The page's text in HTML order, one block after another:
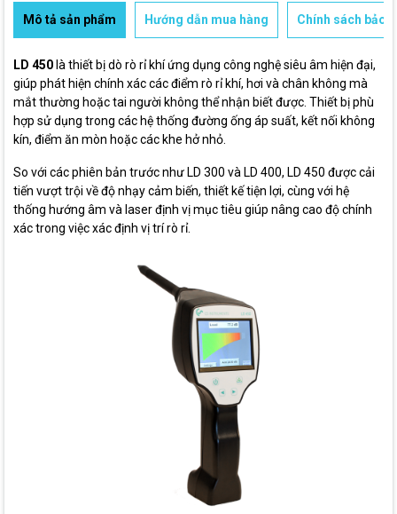
Mô tả sản phẩm Hướng dẫn mua hàng Chính sách bảo
LD 450 là thiết bị dò rò rỉ khí ứng dụng công nghệ siêu âm hiện đại,
giúp phát hiện chính xác các điểm rò rỉ khí, hơi và chân không mà
mắt thường hoặc tai người không thể nhận biết được. Thiết bị phù
hợp sử dụng trong các hệ thống đường ống áp suất, kết nối không
kín, điểm ăn mòn hoặc các khe hở nhỏ.
So với các phiên bản trước như LD 300 và LD 400, LD 450 được cải
tiến vượt trội về độ nhạy cảm biến, thiết kế tiện lợi, cùng với hệ
thống hướng âm và laser định vị mục tiêu giúp nâng cao độ chính
xác trong việc xác định vị trí rò rỉ.